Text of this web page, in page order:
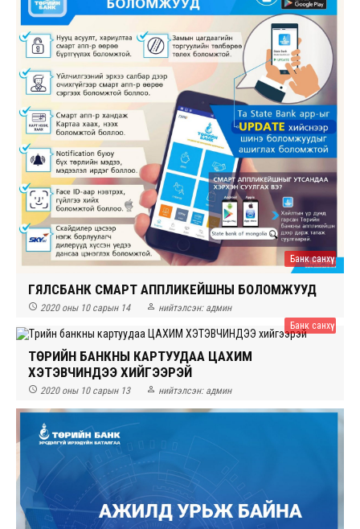
Банк санхүү
ГЯЛСБАНК СМАРТ АППЛИКЕЙШНЫ БОЛОМЖУУД
 2020 оны 10 сарын 14  нийтэлсэн: админ
Банк санхүү
ТӨРИЙН БАНКНЫ КАРТУУДАА ЦАХИМ
ХЭТЭВЧИНДЭЭ ХИЙГЭЭРЭЙ
 2020 оны 10 сарын 13  нийтэлсэн: админ